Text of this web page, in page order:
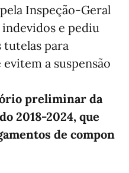
Inspeção-Geral
e pediu
para
a suspensão
preliminar da
2018-2024, que
de compon